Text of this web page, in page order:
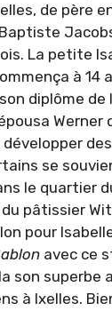
de père
La petite
à
diplôme de
se
le quartier
pâtissier
pour
avec ce
son
à Ixelles.